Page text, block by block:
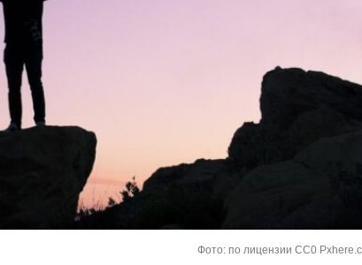
Фото: по лицензии CC0